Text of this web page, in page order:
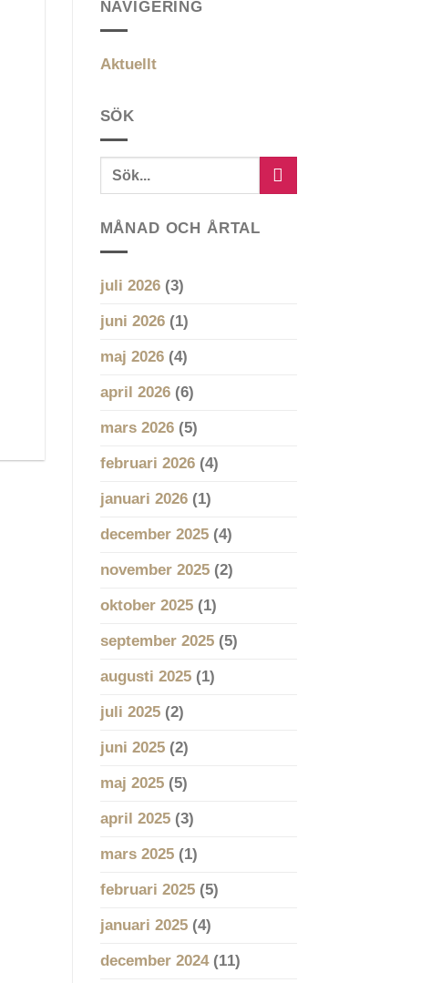
NAVIGERING
Aktuellt
SÖK
MÅNAD OCH ÅRTAL
juli 2026(3)
juni 2026(1)
maj 2026(4)
april 2026(6)
mars 2026(5)
februari 2026(4)
januari 2026(1)
december 2025(4)
november 2025(2)
oktober 2025(1)
september 2025(5)
augusti 2025(1)
juli 2025(2)
juni 2025(2)
maj 2025(5)
april 2025(3)
mars 2025(1)
februari 2025(5)
januari 2025(4)
december 2024(11)